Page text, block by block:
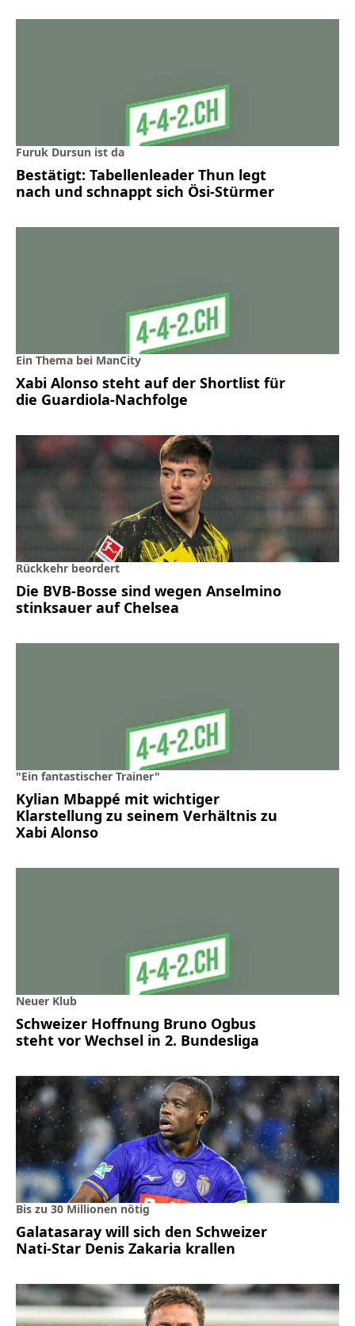
Furuk Dursun ist da
Bestätigt: Tabellenleader Thun legt
nach und schnappt sich Ösi-Stürmer
Ein Thema bei ManCity
Xabi Alonso steht auf der Shortlist für
die Guardiola-Nachfolge
Rückkehr beordert
Die BVB-Bosse sind wegen Anselmino
stinksauer auf Chelsea
"Ein fantastischer Trainer"
Kylian Mbappé mit wichtiger
Klarstellung zu seinem Verhältnis zu
Xabi Alonso
Neuer Klub
Schweizer Hoffnung Bruno Ogbus
steht vor Wechsel in 2. Bundesliga
Bis zu 30 Millionen nötig
Galatasaray will sich den Schweizer
Nati-Star Denis Zakaria krallen